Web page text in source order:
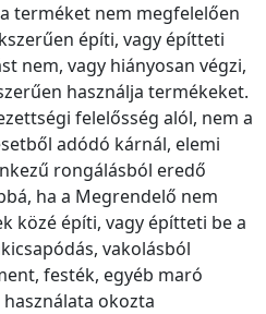
terméket nem megfelelően
építi, vagy építteti
nem, vagy hiányosan végzi,
használja termékeket.
felelősség alól, nem a
adódó kárnál, elemi
rongálásból eredő
ha a Megrendelő nem
közé építi, vagy építteti be a
vakolásból
festék, egyéb maró
okozta